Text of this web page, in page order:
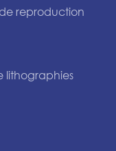
reproduction
lithographies